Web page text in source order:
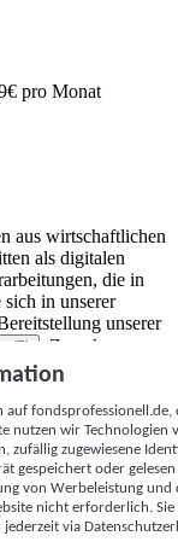
pro Monat
aus wirtschaftlichen
als digitalen
die in
in unserer
unserer
(5)
. Zwecke:
Werbeleistung
(z. B. login-
mit anderen
usw.) auf
werden, um es
oder einer Webseite
auf
nutzen wir Technologien
zufällig zugewiesene
gespeichert oder
von Werbeleistung
nicht erforderlich.
via